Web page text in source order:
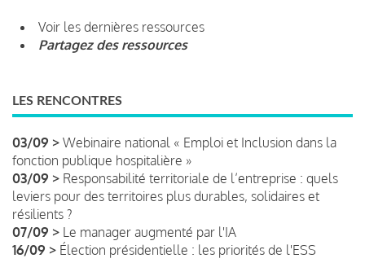
Voir les dernières ressources
Partagez des ressources
LES RENCONTRES
03/09 > Webinaire national « Emploi et Inclusion dans la
fonction publique hospitalière »
03/09 > Responsabilité territoriale de l’entreprise : quels
leviers pour des territoires plus durables, solidaires et
résilients ?
07/09 > Le manager augmenté par l'IA
16/09 > Élection présidentielle : les priorités de l'ESS